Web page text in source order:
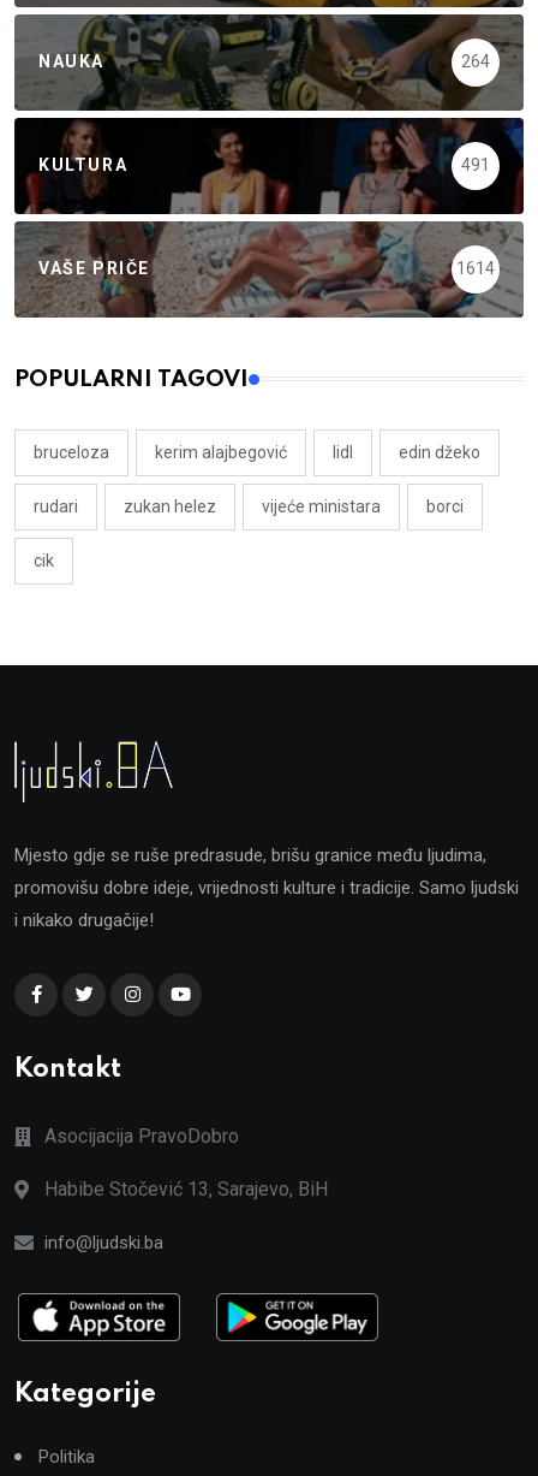
NAUKA 264
KULTURA 491
VAŠE PRIČE 1614
POPULARNI TAGOVI
bruceloza kerim alajbegović lidl edin džeko
rudari zukan helez vijeće ministara borci
cik
Mjesto gdje se ruše predrasude, brišu granice među ljudima,
promovišu dobre ideje, vrijednosti kulture i tradicije. Samo ljudski
i nikako drugačije!
Kontakt
Asocijacija PravoDobro
Habibe Stočević 13, Sarajevo, BiH
info@ljudski.ba
Kategorije
Politika